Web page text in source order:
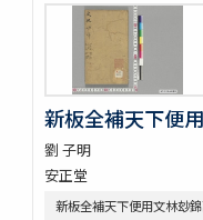
ますかゝみ 17巻
信長記 15巻
建礼門院右京大夫家集 2巻
三國佛法傳通縁起 3巻
列子鬳齋口義 2巻
鴨長明方丈記之抄
なくさみ草 8巻
楊子雲集 3巻坿傳1巻
新板全補天下便
劉 子明
安正堂
新板全補天下便用文林玅